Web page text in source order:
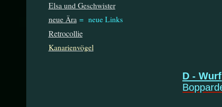
D - Wurf
Elsa und Geschwister
neue Ära= neue Links
Retrocollie
Kanarienvögel